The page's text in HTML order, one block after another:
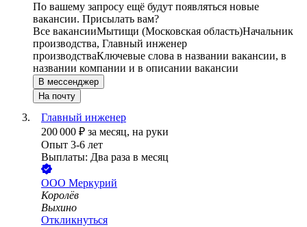
По вашему запросу ещё будут появляться новые
вакансии. Присылать вам?
Все вакансииМытищи (Московская область)Начальник
производства, Главный инженер
производстваКлючевые слова в названии вакансии, в
названии компании и в описании вакансии
В мессенджер
На почту
Главный инженер
200 000 ₽ за месяц, на руки
Опыт 3-6 лет
Выплаты: Два раза в месяц
ООО Меркурий
Королёв
Выхино
Откликнуться